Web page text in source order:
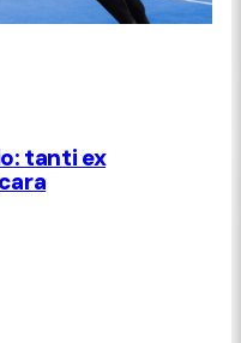
tanti ex